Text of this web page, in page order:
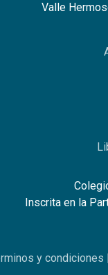
Valle
Inscrita en la
y condiciones